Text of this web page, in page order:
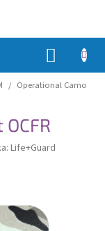
/ Operational Camo
Life+Guard